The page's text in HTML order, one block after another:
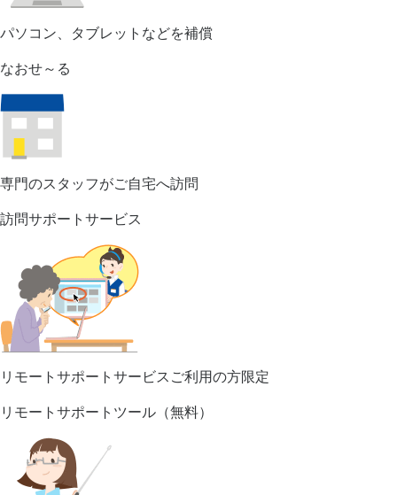
パソコン、タブレットなどを補償
なおせ～る
専門のスタッフがご自宅へ訪問
訪問サポートサービス
リモートサポートサービスご利用の方限定
リモートサポートツール（無料）